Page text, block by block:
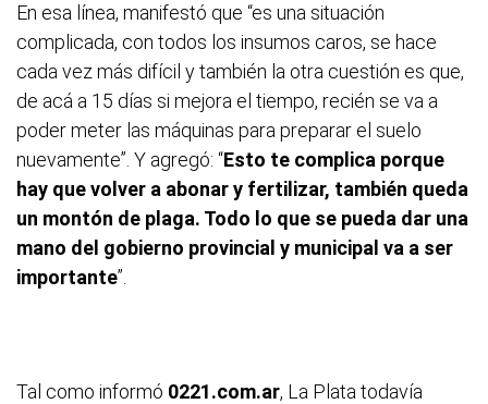
En esa línea, manifestó que “es una situación
complicada, con todos los insumos caros, se hace
cada vez más difícil y también la otra cuestión es que,
de acá a 15 días si mejora el tiempo, recién se va a
poder meter las máquinas para preparar el suelo
nuevamente”. Y agregó: “Esto te complica porque
hay que volver a abonar y fertilizar, también queda
un montón de plaga. Todo lo que se pueda dar una
mano del gobierno provincial y municipal va a ser
importante”.
Tal como informó 0221.com.ar, La Plata todavía